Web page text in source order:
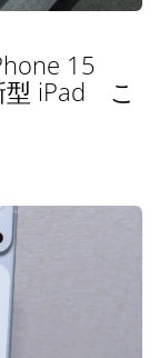
15
型 iPad こ